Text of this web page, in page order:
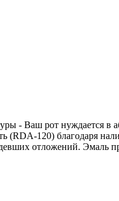
- Ваш рот нуждается
(RDA-120) благодаря
отложений. Эмаль